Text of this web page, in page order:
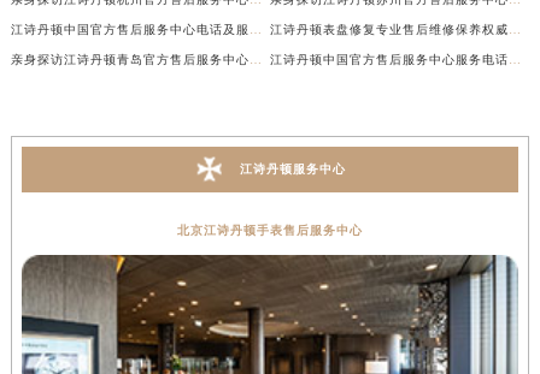
江诗丹顿中国官方售后服务中心电话及服务网点地址实地考察报告_多信源验证（2026年7月最新） 江诗丹顿表盘修复专业售后维修保养权威公示（2026年7月最新）
亲身探访江诗丹顿青岛官方售后服务中心｜全新服务热线及门店地址（2026年7月最新） 江诗丹顿中国官方售后服务中心服务电话及详细地址实地考察报告_多信源验证（2026年7月最新）
江诗丹顿服务中心
北京江诗丹顿手表售后服务中心